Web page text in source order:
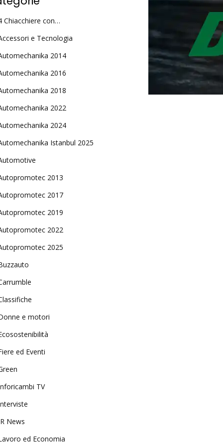
Chiacchiere con…
e Tecnologia
2014
2016
2018
2022
2024
Istanbul 2025
2013
2017
2019
2022
2025
e motori
ed Eventi
TV
News
ed Economia